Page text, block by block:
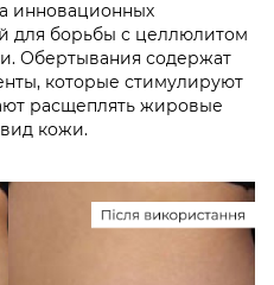
инновационных
для борьбы с целлюлитом
Обертывания содержат
которые стимулируют
расщеплять жировые
кожи.